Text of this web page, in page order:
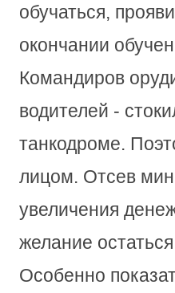
обучаться,
окончании
Командиров
водителей -
танкодроме.
лицом. Отсев
увеличения
желание
Особенно